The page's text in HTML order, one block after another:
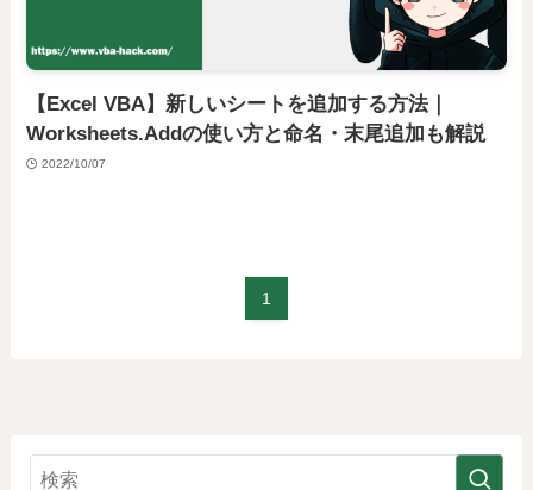
【Excel VBA】新しいシートを追加する方法｜
Worksheets.Addの使い方と命名・末尾追加も解説
2022/10/07
1